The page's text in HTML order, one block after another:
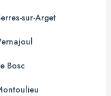
sur-Arget
Bosc